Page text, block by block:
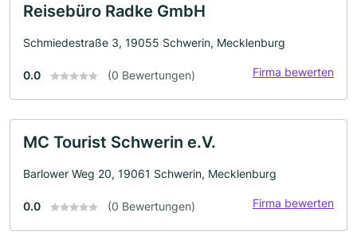
Reisebüro Radke GmbH
Schmiedestraße 3, 19055 Schwerin, Mecklenburg
0.0 (0 Bewertungen) Firma bewerten
MC Tourist Schwerin e.V.
Barlower Weg 20, 19061 Schwerin, Mecklenburg
0.0 (0 Bewertungen) Firma bewerten